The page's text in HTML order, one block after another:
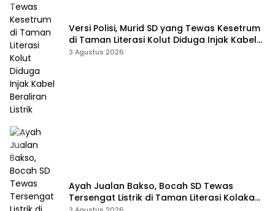
Versi Polisi, Murid SD yang Tewas Kesetrum
di Taman Literasi Kolut Diduga Injak Kabel
Beraliran Listrik
3 Agustus 2026
Ayah Jualan Bakso, Bocah SD Tewas
Tersengat Listrik di Taman Literasi Kolaka